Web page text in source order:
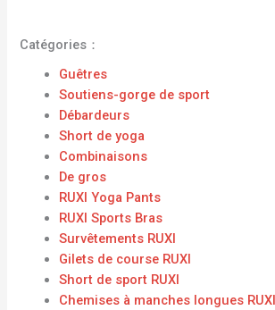
Catégories：
Guêtres
Soutiens-gorge de sport
Débardeurs
Short de yoga
Combinaisons
De gros
RUXI Yoga Pants
RUXI Sports Bras
Survêtements RUXI
Gilets de course RUXI
Short de sport RUXI
Chemises à manches longues RUXI